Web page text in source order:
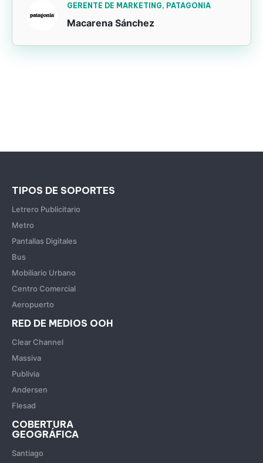
GERENTE DE MARKETING, PATAGONIA
Macarena Sánchez
TIPOS DE SOPORTES
Letrero Publicitario
Metro
Pantallas Digitales
Bus
Mobiliario Urbano
Centro Comercial
Aeropuerto
RED DE MEDIOS OOH
Clear Channel
Massiva
Publivia
Andersen
Flesad
COBERTURA
GEOGRÁFICA
Santiago